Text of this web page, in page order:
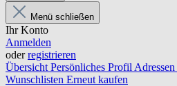
Menü schließen
Ihr Konto
Anmelden
oderregistrieren
Übersicht Persönliches Profil Adressen
Wunschlisten Erneut kaufen